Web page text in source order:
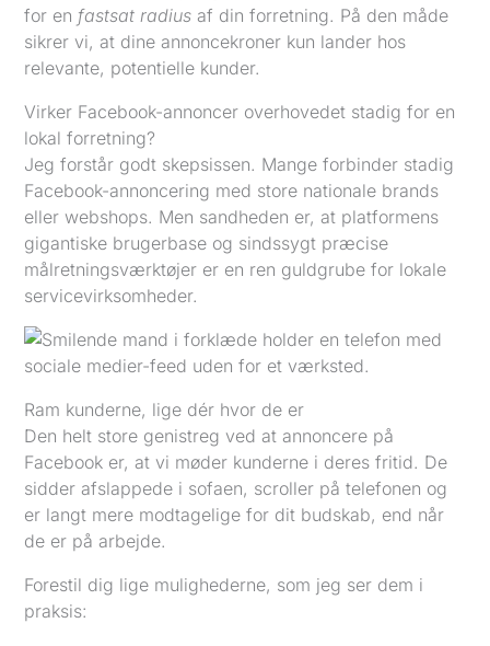
for en fastsat radius af din forretning. På den måde
sikrer vi, at dine annoncekroner kun lander hos
relevante, potentielle kunder.
Virker Facebook-annoncer overhovedet stadig for en
lokal forretning?
Jeg forstår godt skepsissen. Mange forbinder stadig
Facebook-annoncering med store nationale brands
eller webshops. Men sandheden er, at platformens
gigantiske brugerbase og sindssygt præcise
målretningsværktøjer er en ren guldgrube for lokale
servicevirksomheder.
Ram kunderne, lige dér hvor de er
Den helt store genistreg ved at annoncere på
Facebook er, at vi møder kunderne i deres fritid. De
sidder afslappede i sofaen, scroller på telefonen og
er langt mere modtagelige for dit budskab, end når
de er på arbejde.
Forestil dig lige mulighederne, som jeg ser dem i
praksis: